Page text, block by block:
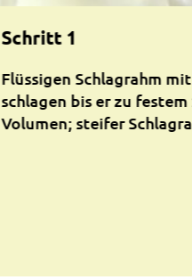
Schritt 1
Flüssigen Schlagrahm
schlagen bis er zu
Volumen; steifer